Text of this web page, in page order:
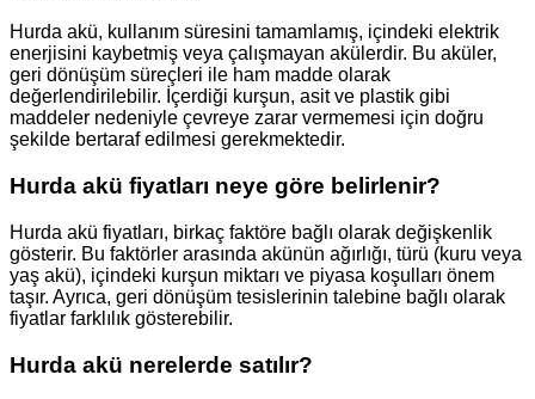
Hurda akü, kullanım süresini tamamlamış, içindeki elektrik
enerjisini kaybetmiş veya çalışmayan akülerdir. Bu aküler,
geri dönüşüm süreçleri ile ham madde olarak
değerlendirilebilir. İçerdiği kurşun, asit ve plastik gibi
maddeler nedeniyle çevreye zarar vermemesi için doğru
şekilde bertaraf edilmesi gerekmektedir.
Hurda akü fiyatları neye göre belirlenir?
Hurda akü fiyatları, birkaç faktöre bağlı olarak değişkenlik
gösterir. Bu faktörler arasında akünün ağırlığı, türü (kuru veya
yaş akü), içindeki kurşun miktarı ve piyasa koşulları önem
taşır. Ayrıca, geri dönüşüm tesislerinin talebine bağlı olarak
fiyatlar farklılık gösterebilir.
Hurda akü nerelerde satılır?